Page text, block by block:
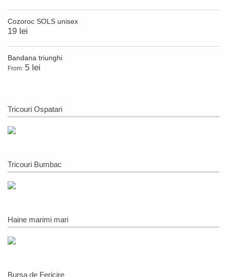
Cozoroc SOLS unisex
19 lei
Bandana triunghi
From: 5 lei
Tricouri Ospatari
Tricouri Bumbac
Haine marimi mari
Bursa de Fericire